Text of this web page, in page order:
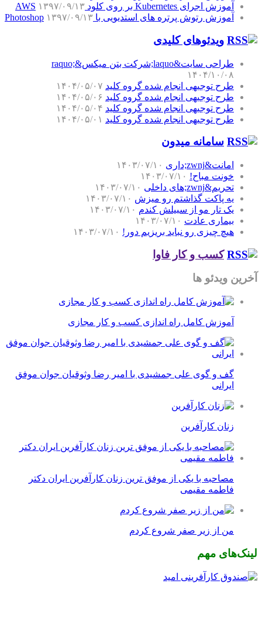
آموزش اجرای Kubernetes بر روی کلود AWS
۱۳۹۷/۰۹/۱۳
آموزش رتوش پرتره های استدیویی با Photoshop ۱۳۹۷/۰۹/۱۳
ویدئوهای کلیدی
طراحی سایت&laquo;شرکت بتن میکس&raquo;
۱۴۰۴/۱۰/۰۸
طرح توجیهی انجام شده گروه کلید ۱۴۰۴/۰۵/۰۷
طرح توجیهی انجام شده گروه کلید ۱۴۰۴/۰۵/۰۶
طرح توجیهی انجام شده گروه کلید ۱۴۰۴/۰۵/۰۴
طرح توجیهی انجام شده گروه کلید ۱۴۰۴/۰۵/۰۱
سامانه میدون
امانت&zwnj;داری
۱۴۰۳/۰۷/۱۰
خونت مباح! ۱۴۰۳/۰۷/۱۰
تحریم&zwnj;های داخلی
۱۴۰۳/۰۷/۱۰
یه پاکت گذاشتم رو میزش ۱۴۰۳/۰۷/۱۰
یک تار مو از سبیلش کندم ۱۴۰۳/۰۷/۱۰
بیماری عادت ۱۴۰۳/۰۷/۱۰
هیچ چیزی رو نباید بریزیم دور! ۱۴۰۳/۰۷/۱۰
کسب و کار فاوا
آخرین ویدئو ها
آموزش کامل راه اندازی کسب و کار مجازی
گف و گوی علی جمشیدی با امیر رضا وثوقیان جوان موفق
ایرانی
زنان کارآفرین
مصاحبه با یکی از موفق ترین زنان کارآفرین ایران دکتر
فاطمه مقیمی
من از زیر صفر شروع کردم
لینک‌های مهم